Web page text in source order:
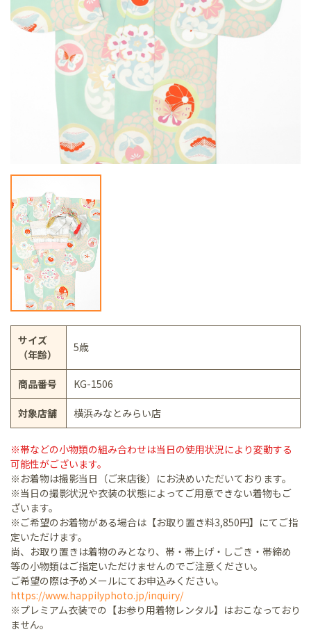
サイズ
（年齢）
5歳
商品番号 KG-1506
対象店舗 横浜みなとみらい店
※帯などの小物類の組み合わせは当日の使用状況により変動する
可能性がございます。
※お着物は撮影当日（ご来店後）にお決めいただいております。
※当日の撮影状況や衣装の状態によってご用意できない着物もご
ざいます。
※ご希望のお着物がある場合は【お取り置き料3,850円】にてご指
定いただけます。
尚、お取り置きは着物のみとなり、帯・帯上げ・しごき・帯締め
等の小物類はご指定いただけませんのでご注意ください。
ご希望の際は予めメールにてお申込みください。
https://www.happilyphoto.jp/inquiry/
※プレミアム衣装での【お参り用着物レンタル】はおこなっており
ません。